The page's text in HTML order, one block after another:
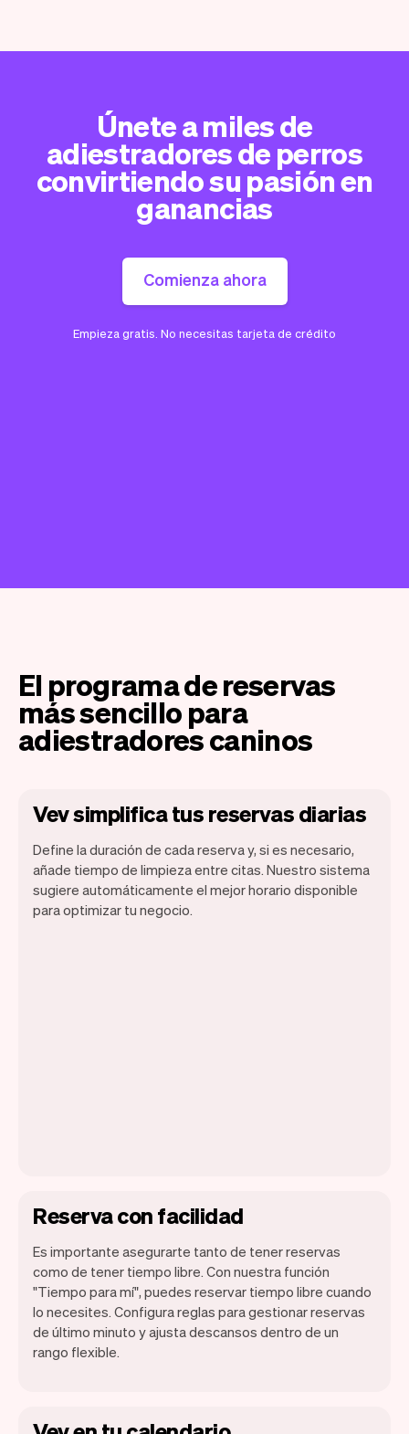
Únete a miles de
adiestradores de perros
convirtiendo su pasión en
ganancias
Comienza ahora
Empieza gratis. No necesitas tarjeta de crédito
El programa de reservas
más sencillo para
adiestradores caninos
Vev simplifica tus reservas diarias
Define la duración de cada reserva y, si es necesario,
añade tiempo de limpieza entre citas. Nuestro sistema
sugiere automáticamente el mejor horario disponible
para optimizar tu negocio.
Reserva con facilidad
Es importante asegurarte tanto de tener reservas
como de tener tiempo libre. Con nuestra función
"Tiempo para mí", puedes reservar tiempo libre cuando
lo necesites. Configura reglas para gestionar reservas
de último minuto y ajusta descansos dentro de un
rango flexible.